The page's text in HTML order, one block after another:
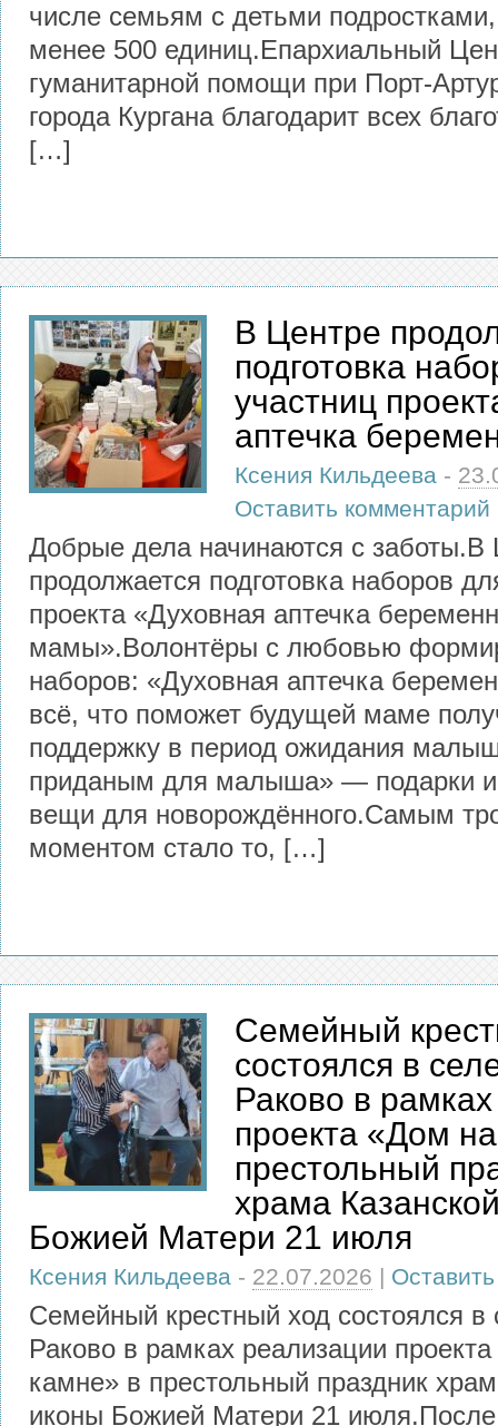
числе семьям с детьми
менее 500 единиц.Епархиальный
гуманитарной помощи при Порт-
города Кургана благодарит всех
[…]
В Центре
подготовка
участниц
аптечка
Ксения Кильдеева -
Оставить комментарий
Добрые дела начинаются с заботы.В
продолжается подготовка наборов
проекта «Духовная аптечка
мамы».Волонтёры с любовью
наборов: «Духовная аптечка
всё, что поможет будущей маме
поддержку в период ожидания
приданым для малыша» — подарки
вещи для новорождённого.Самым
моментом стало то, […]
Семейный
состоялся в
Раково в
проекта «Дом
престольный
храма
Божией Матери 21 июля
Ксения Кильдеева - 22.07.2026 |
Семейный крестный ход состоялся
Раково в рамках реализации
камне» в престольный праздник
иконы Божией Матери 21